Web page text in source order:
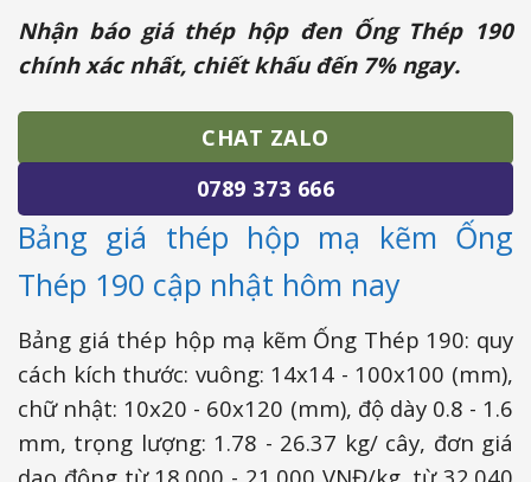
Nhận báo giá thép hộp đen Ống Thép 190
chính xác nhất, chiết khấu đến 7% ngay.
CHAT ZALO
0789 373 666
Bảng giá thép hộp mạ kẽm Ống
Thép 190 cập nhật hôm nay
Bảng giá thép hộp mạ kẽm Ống Thép 190: quy
cách kích thước: vuông: 14x14 - 100x100 (mm),
chữ nhật: 10x20 - 60x120 (mm), độ dày 0.8 - 1.6
mm, trọng lượng: 1.78 - 26.37 kg/ cây, đơn giá